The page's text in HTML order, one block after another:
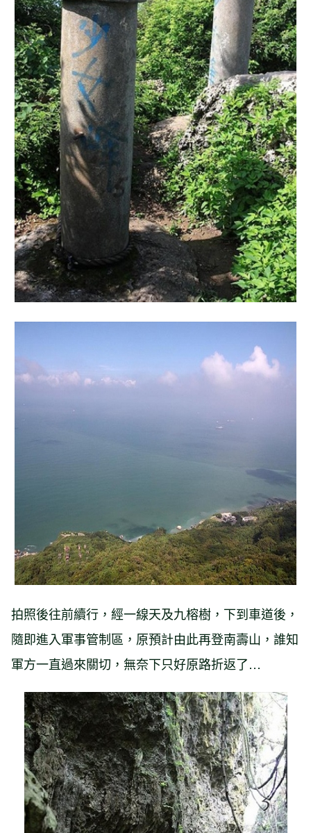
拍照後往前續行，經一線天及九榕樹，下到車道後，
隨即進入軍事管制區，原預計由此再登南壽山，誰知
軍方一直過來關切，無奈下只好原路折返了…